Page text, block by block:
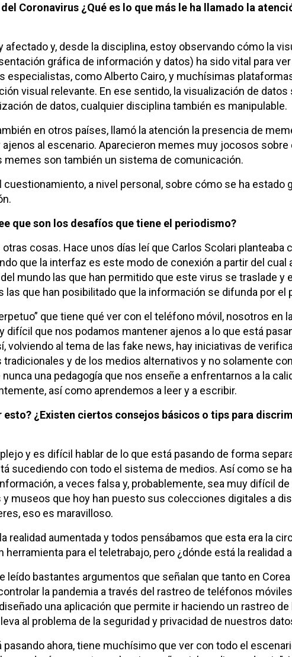
Coronavirus ¿Qué es lo que más le ha llamado la
y, desde la disciplina, estoy observando cómo la
gráfica de información y datos) ha sido vital para ver
especialistas, como Alberto Cairo, y muchísimas
visual relevante. En ese sentido, la visualización de datos
de datos, cualquier disciplina también es manipulable.
en otros países, llamó la atención la presencia de
al escenario. Aparecieron memes muy jocosos sobre
son también un sistema de comunicación.
cuestionamiento, a nivel personal, sobre cómo se ha estado
que son los desafíos que tiene el periodismo?
cosas. Hace unos días leí que Carlos Scolari planteaba
que la interfaz es este modo de conexión a partir del cual
mundo las que han permitido que este virus se traslade y
que han posibilitado que la información se difunda por el
que tiene qué ver con el teléfono móvil, nosotros en
que nos podamos mantener ajenos a lo que está
volviendo al tema de las fake news, hay iniciativas de
y de los medios alternativos y no solamente
una pedagogía que nos enseñe a enfrentarnos a la
así como aprendemos a leer y a escribir.
¿Existen ciertos consejos básicos o tips para
y es difícil hablar de lo que está pasando de forma
sucediendo con todo el sistema de medios. Así como se
a veces falsa y, probablemente, sea muy difícil de
museos que hoy han puesto sus colecciones digitales a
eso es maravilloso.
realidad aumentada y todos pensábamos que esta era la
herramienta para el teletrabajo, pero ¿dónde está la realidad
leído bastantes argumentos que señalan que tanto en Corea
la pandemia a través del rastreo de teléfonos
una aplicación que permite ir haciendo un rastreo de
al problema de la seguridad y privacidad de nuestros
ahora, tiene muchísimo que ver con todo el